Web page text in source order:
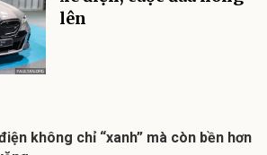
lên
không chỉ “xanh” mà còn bền hơn